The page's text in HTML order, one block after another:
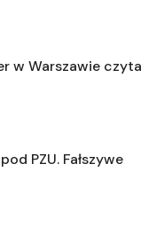
w Warszawie czyta
PZU. Fałszywe